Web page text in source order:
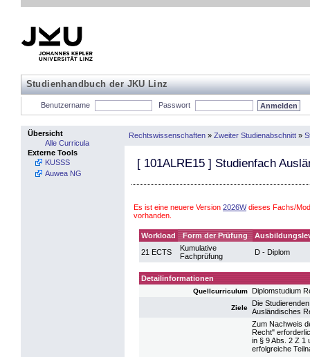
Studienhandbuch der JKU Linz
Benutzername Passwort
Übersicht
Alle Curricula
Externe Tools
KUSSS
Auwea NG
Rechtswissenschaften » Zweiter Studienabschnitt »
[ 101ALRE15 ] Studienfach
Es ist eine neuere Version 2026Wdieses Fachs/
vorhanden.
Workload Form der Prüfung
21 ECTS
Kumulative
Fachprüfung
D - Diplom
Detailinformationen
Quellcurriculum Diplomstudium
Ziele
Die
Ausländisches
Zum Nachweis
Recht"
in § 9 Abs. 2 Z 1
erfolgreiche